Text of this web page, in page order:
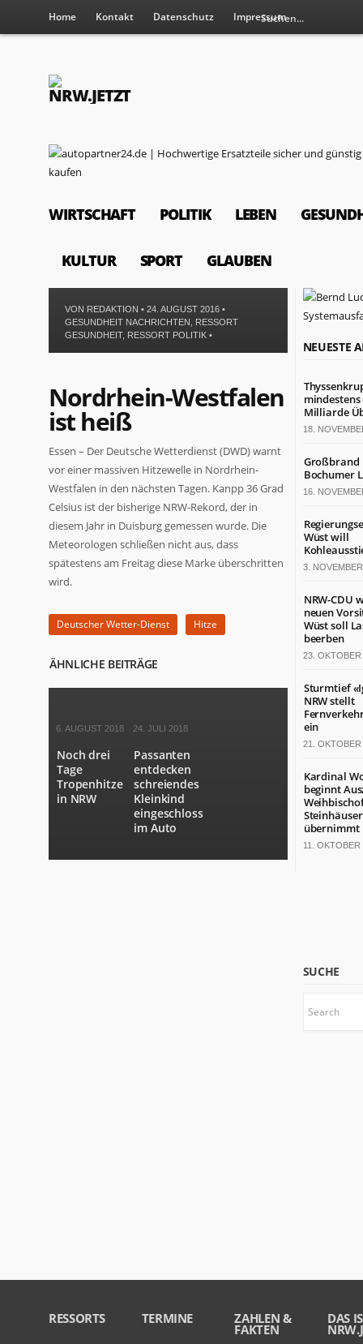
Home Kontakt Datenschutz Impressum
WIRTSCHAFT POLITIK LEBEN
KULTUR SPORT GLAUBEN
VON REDAKTION • 24. AUGUST 2016 •
GESUNDHEIT NACHRICHTEN
RESSORT
GESUNDHEIT, RESSORT POLITIK •
Nordrhein-Westfalen
ist heiß
Essen – Der Deutsche Wetterdienst (DWD) warnt
vor einer massiven Hitzewelle in Nordrhein-
Westfalen in den nächsten Tagen. Kanpp 36 Grad
Celsius ist der bisherige NRW-Rekord, der in
diesem Jahr in Duisburg gemessen wurde. Die
Meteorologen schließen nicht aus, dass
spätestens am Freitag diese Marke überschritten
wird.
Deutscher Wetter-Dienst Hitze
ÄHNLICHE BEITRÄGE
6. AUGUST 2018
Noch drei
Tage
Tropenhitze
in NRW
24. JULI 2018
Passanten
entdecken
schreiendes
Kleinkind
eingeschlossen
im Auto
NEUESTE
mindestens
Milliarde
18.
Großbrand
Bochumer
16.
Wüst will
3.
NRW-CDU
neuen
Wüst soll
beerben
23. OKTOBER
Sturmtief
NRW stellt
ein
21. OKTOBER
Kardinal
beginnt
Steinhäuser
übernimmt
11. OKTOBER
SUCHE
RESSORTS TERMINE ZAHLEN &
FAKTEN
DAS